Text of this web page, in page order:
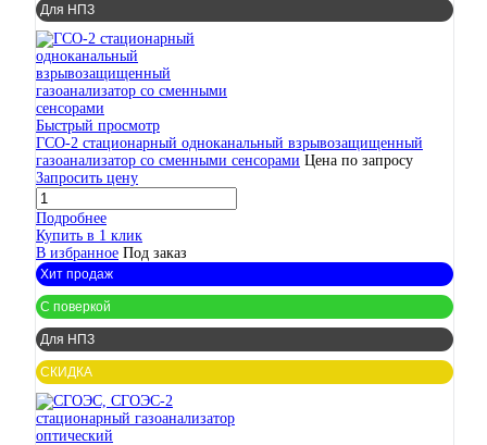
Для НПЗ
Быстрый просмотр
ГСО-2 стационарный одноканальный взрывозащищенный
газоанализатор со сменными сенсорами Цена по запросу
Запросить цену
Подробнее
Купить в 1 клик
В избранное Под заказ
Хит продаж
С поверкой
Для НПЗ
СКИДКА